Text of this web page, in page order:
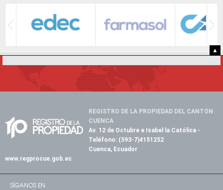
▲
REGISTRO DE LA PROPIEDAD DEL CANTÓN
CUENCA
Av. 12 de Octubre e Isabel la Católica -
Teléfono: (593-7)4151252
Cuenca, Ecuador
www.regprocue.gob.ec
SÍGANOS EN